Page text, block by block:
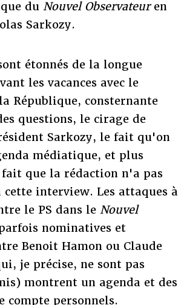
du Nouvel Observateuren
Sarkozy.
étonnés de la longue
les vacances avec le
République, consternante
questions, le cirage de
Sarkozy, le fait qu'on
médiatique, et plus
fait que la rédaction n'a pas
cette interview. Les attaques à
le PS dans le Nouvel
nominatives et
Benoit Hamon ou Claude
je précise, ne sont pas
montrent un agenda et des
compte personnels.